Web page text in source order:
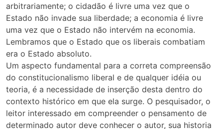
arbitrariamente; o cidadão é livre uma vez que o
Estado não invade sua liberdade; a economia é livre
uma vez que o Estado não intervém na economia.
Lembramos que o Estado que os liberais combatiam
era o Estado absoluto.
Um aspecto fundamental para a correta compreensão
do constitucionalismo liberal e de qualquer idéia ou
teoria, é a necessidade de inserção desta dentro do
contexto histórico em que ela surge. O pesquisador, o
leitor interessado em compreender o pensamento de
determinado autor deve conhecer o autor, sua historia